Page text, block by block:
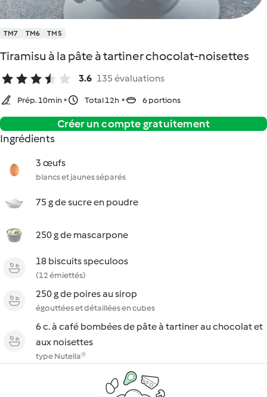
TM7 TM6 TM5
Tiramisu à la pâte à tartiner chocolat-noisettes
3.6 135 évaluations
Prép. 10min Total 12h 6 portions
Créer un compte gratuitement
Ingrédients
3 œufs
blancs et jaunes séparés
75 g de sucre en poudre
250 g de mascarpone
18 biscuits speculoos
(12 émiettés)
250 g de poires au sirop
égouttées et détaillées en cubes
6 c. à café bombées de pâte à tartiner au chocolat et
aux noisettes
type Nutella®